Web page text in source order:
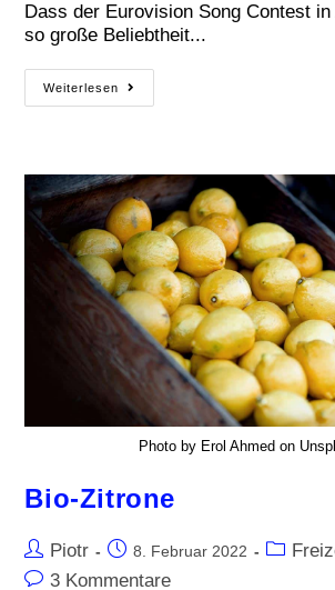
Dass der Eurovision Song Contest
so große Beliebtheit...
Weiterlesen
Photo by Erol Ahmed on
Bio-Zitrone
Piotr 8. Februar 2022
3 Kommentare